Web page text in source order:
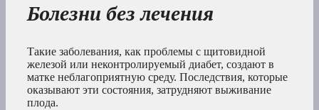
Болезни без лечения
Такие заболевания, как проблемы с щитовидной
железой или неконтролируемый диабет, создают в
матке неблагоприятную среду. Последствия, которые
оказывают эти состояния, затрудняют выживание
плода.